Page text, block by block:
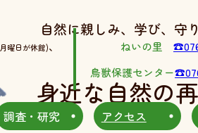
曜日が休館)、
ねいの里
鳥獣保護センター
調査・研究 アクセス
自然に親しみ、学び、守
身近な自然の